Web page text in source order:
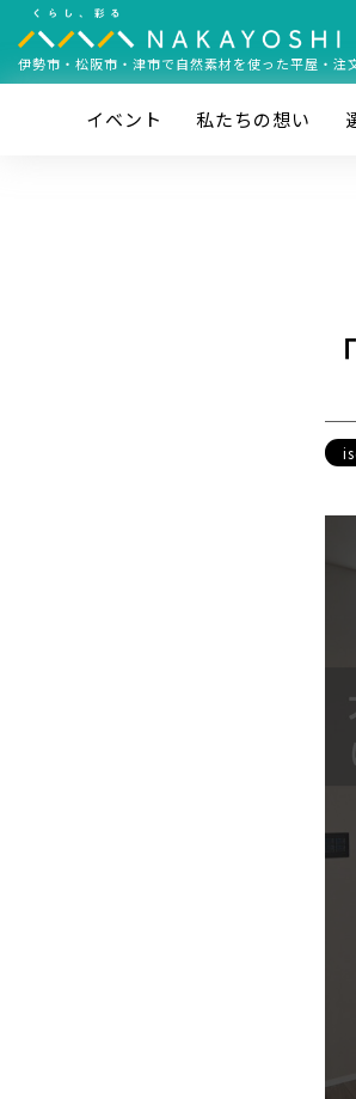
伊勢市・松阪市・津市で自然素材を使った平屋・注
イベント 私たちの想い